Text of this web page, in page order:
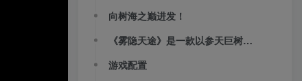
向树海之巅进发！
《雾隐天途》是一款以参天巨树枝干为背景的垂直城市建造游戏。你将管理稀有的光源与火焰，守护被绿荫环抱的家园，抵御逐步逼近、吞噬一切的迷雾侵袭。采集资源、研发技术、调配人力，并派出坚定的先锋队深入先民遗迹，揭开他们的秘密与文明覆灭的真相。
游戏配置
大部分游戏解压安装问题可通过网站首页运行教程排查解决
全站资源解压密码：sygu.cc